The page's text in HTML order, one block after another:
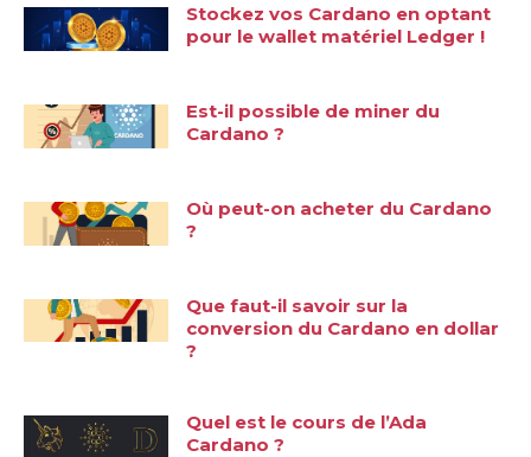
Stockez vos Cardano en optant
pour le wallet matériel Ledger !
Est-il possible de miner du
Cardano ?
Où peut-on acheter du Cardano
?
Que faut-il savoir sur la
conversion du Cardano en dollar
?
Quel est le cours de l’Ada
Cardano ?